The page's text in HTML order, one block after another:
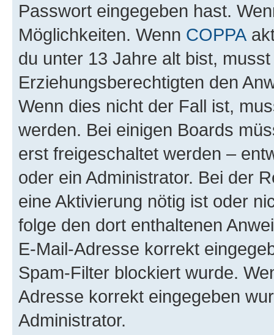
Passwort eingegeben hast.
Möglichkeiten. Wenn COPPA
du unter 13 Jahre alt bist,
Erziehungsberechtigten den
Wenn dies nicht der Fall ist,
werden. Bei einigen Boards
erst freigeschaltet werden –
oder ein Administrator. Bei der
eine Aktivierung nötig ist oder
folge den dort enthaltenen
E-Mail-Adresse korrekt
Spam-Filter blockiert wurde.
Adresse korrekt eingegeben
Administrator.